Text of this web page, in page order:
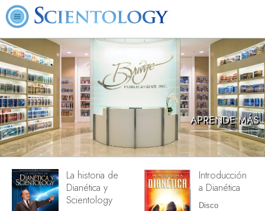
APRENDE MÁS
La historia de
Dianética y
Scientology
Introducción
a Dianética
Disco